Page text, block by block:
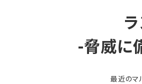
-脅威に
最近のマ